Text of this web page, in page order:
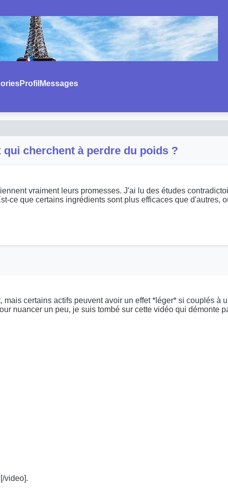
Profil Messages
cherchent à perdre du poids ?
vraiment leurs promesses. J'ai lu des études
ce que certains ingrédients sont plus efficaces que d'autres,
certains actifs peuvent avoir un effet *léger* si couplés à
nuancer un peu, je suis tombé sur cette vidéo qui démonte
video].